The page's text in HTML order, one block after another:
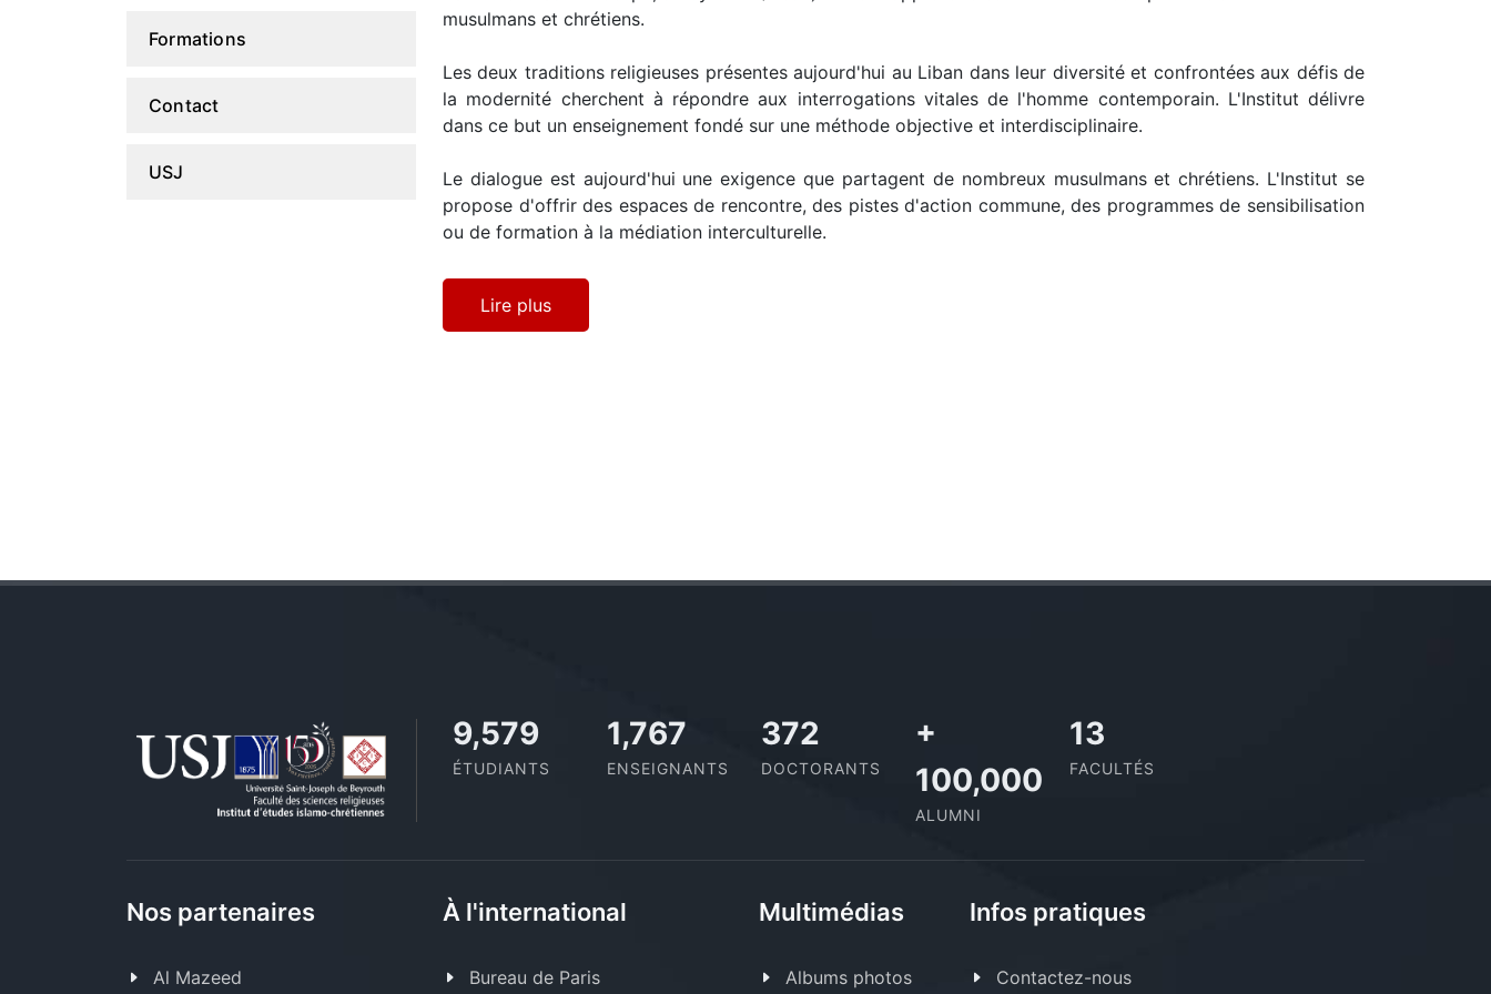
Formations
Contact
USJ
musulmans et chrétiens.
Les deux traditions religieuses présentes aujourd'hui au Liban dans leur diversité et confrontées aux défis de
la modernité cherchent à répondre aux interrogations vitales de l'homme contemporain. L'Institut délivre
dans ce but un enseignement fondé sur une méthode objective et interdisciplinaire.
Le dialogue est aujourd'hui une exigence que partagent de nombreux musulmans et chrétiens. L'Institut se
propose d'offrir des espaces de rencontre, des pistes d'action commune, des programmes de sensibilisation
ou de formation à la médiation interculturelle.
Lire plus
10,815
ÉTUDIANTS
1,995
ENSEIGNANTS
420
DOCTORANTS
+
100,000
ALUMNI
13
FACULTÉS
Nos partenaires
Al Mazeed
À l'international
Bureau de Paris
Multimédias
Albums photos
Infos pratiques
Contactez-nous